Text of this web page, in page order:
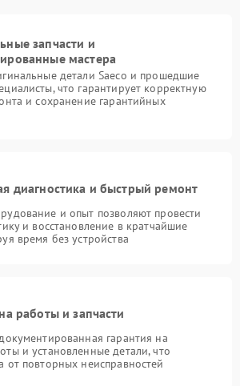
запчасти и
мастера
детали Saeco и прошедшие
что гарантирует корректную
и сохранение гарантийных
диагностика и быстрый ремонт
и опыт позволяют провести
и восстановление в кратчайшие
время без устройства
работы и запчасти
гарантия на
и установленные детали, что
от повторных неисправностей